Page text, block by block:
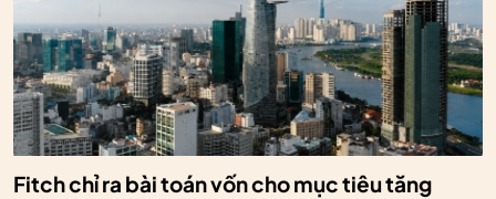
Fitch chỉ ra bài toán vốn cho mục tiêu tăng